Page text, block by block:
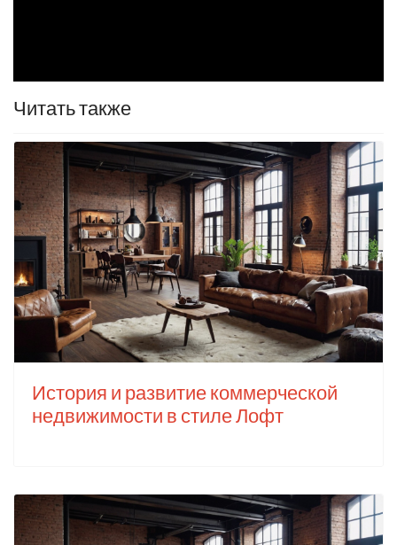
Читать также
История и развитие коммерческой
недвижимости в стиле Лофт